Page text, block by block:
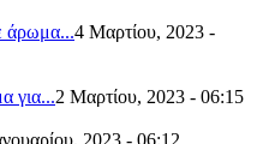
άρωμα...4 Μαρτίου, 2023 -
για...2 Μαρτίου, 2023 - 06:15
2023 - 06:12